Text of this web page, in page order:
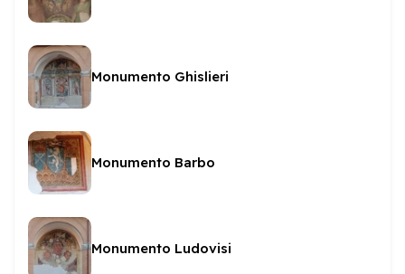
Monumento Ghislieri
Monumento Barbo
Monumento Ludovisi